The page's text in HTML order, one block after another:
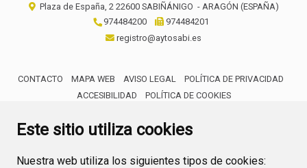
Este sitio utiliza cookies
Nuestra web utiliza los siguientes tipos de cookies:
Plaza de España, 2 22600 SABIÑÁNIGO - ARAGÓN (ESPAÑA)
974484200
974484201
registro@aytosabi.es
CONTACTO MAPA WEB AVISO LEGAL
POLÍTICA DE PRIVACIDAD
ACCESIBILIDAD
POLÍTICA DE COOKIES